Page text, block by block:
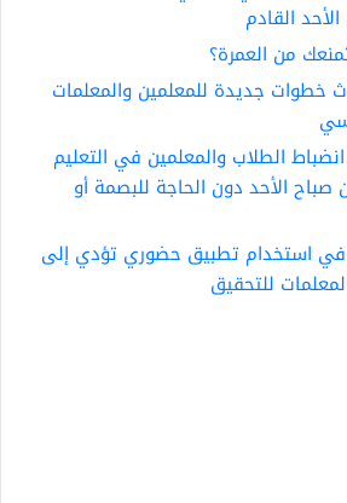
القادم
من العمرة؟
خطوات جديدة للمعلمين والمعلمات
الطلاب والمعلمين في التعليم
صباح الأحد دون الحاجة للبصمة أو
3 أخطاء في استخدام تطبيق حضوري تؤدي إلى
للتحقيق